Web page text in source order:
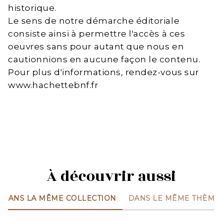
historique.
Le sens de notre démarche éditoriale
consiste ainsi à permettre l'accès à ces
oeuvres sans pour autant que nous en
cautionnions en aucune façon le contenu.
Pour plus d'informations, rendez-vous sur
www.hachettebnf.fr
À découvrir aussi
DANS LA MÊME COLLECTION DANS LE MÊME THÈME